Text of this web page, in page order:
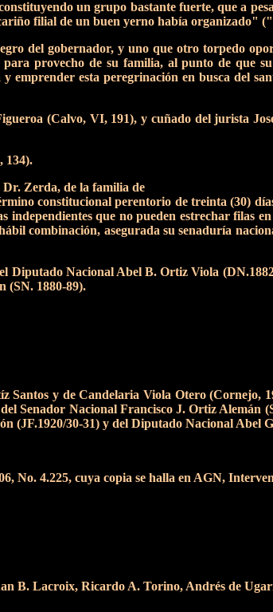
un grupo bastante fuerte, que a
filial de un buen yerno había organizado"
del gobernador, y uno que otro torpedo
provecho de su familia, al punto de que
y emprender esta peregrinación en busca del
(Calvo, VI, 191), y cuñado del jurista
134).
Dr. Zerda, de la familia de
constitucional perentorio de treinta (30)
independientes que no pueden estrechar filas
combinación, asegurada su senaduría
Diputado Nacional Abel B. Ortiz Viola
(SN. 1880-89).
y de Candelaria Viola Otero (Cornejo,
Senador Nacional Francisco J. Ortiz Alemán
(JF.1920/30-31) y del Diputado Nacional Abel
No. 4.225, cuya copia se halla en AGN,
B. Lacroix, Ricardo A. Torino, Andrés de